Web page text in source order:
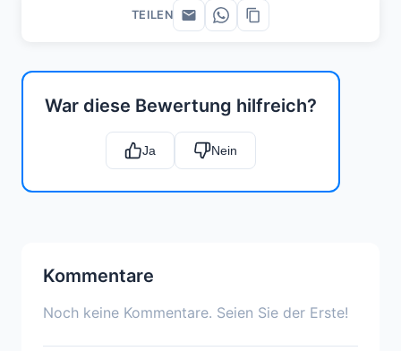
War diese Bewertung hilfreich?
Ja Nein
Kommentare
Noch keine Kommentare. Seien Sie der Erste!
TEILEN